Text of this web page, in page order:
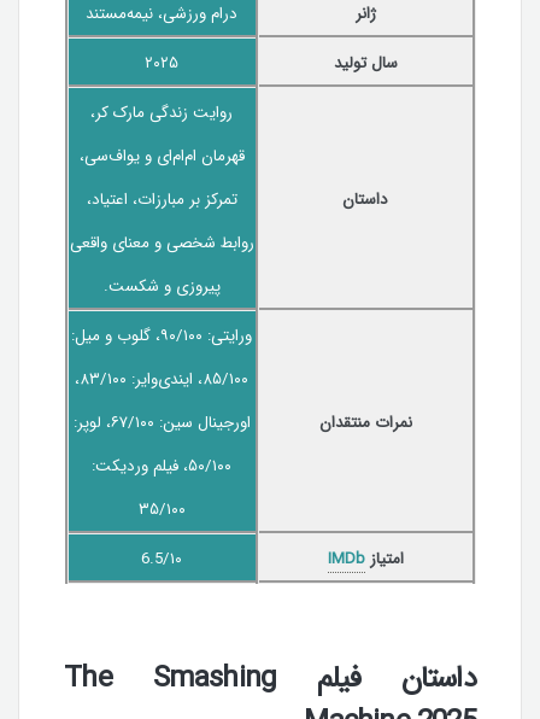
ژانر
درام ورزشی، نیمه‌مستند
سال تولید
۲۰۲۵
داستان
روایت زندگی مارک کر،
قهرمان ام‌ام‌ای و یو‌اف‌سی،
تمرکز بر مبارزات، اعتیاد،
روابط شخصی و معنای واقعی
پیروزی و شکست.
نمرات منتقدان
ورایتی: ۹۰/۱۰۰، گلوب و میل:
۸۵/۱۰۰، ایندی‌وایر: ۸۳/۱۰۰،
اورجینال سین: ۶۷/۱۰۰، لوپر:
۵۰/۱۰۰، فیلم وردیکت:
۳۵/۱۰۰
امتیازIMDb 6.5/۱۰
داستان فیلم The Smashing